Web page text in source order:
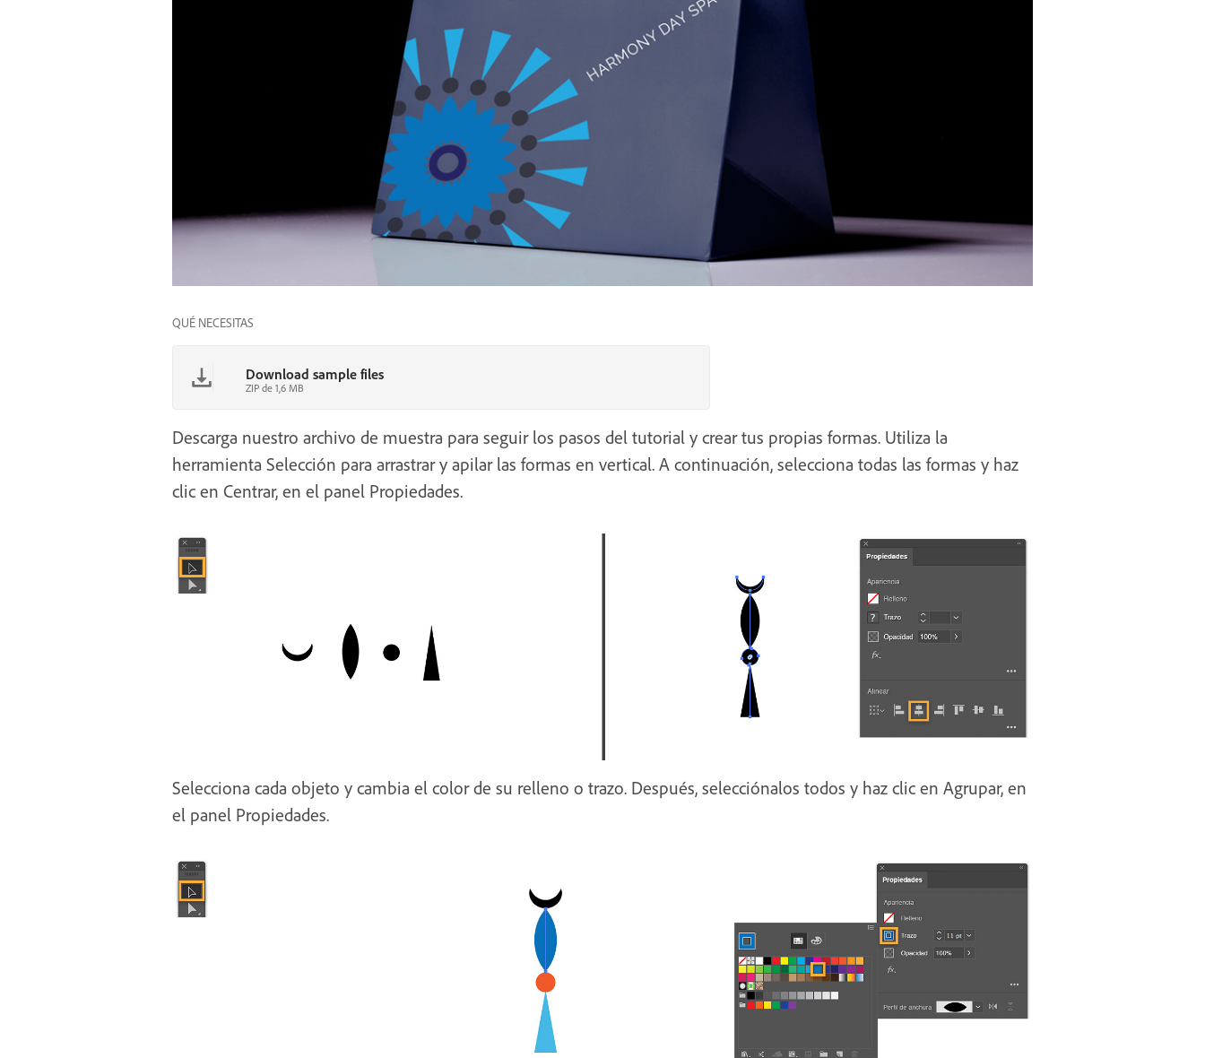
QUÉ NECESITAS
Download sample files
ZIP de 1,6 MB
Descarga nuestro archivo de muestra para seguir los pasos del tutorial y crear tus propias formas. Utiliza la
herramienta Selección para arrastrar y apilar las formas en vertical. A continuación, selecciona todas las formas y haz
clic en Centrar, en el panel Propiedades.
Selecciona cada objeto y cambia el color de su relleno o trazo. Después, selecciónalos todos y haz clic en Agrupar, en
el panel Propiedades.